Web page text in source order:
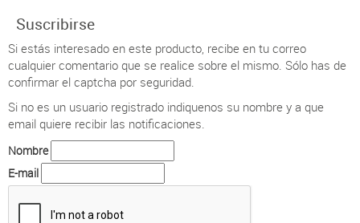
Suscribirse
Si estás interesado en este producto, recibe en tu correo
cualquier comentario que se realice sobre el mismo. Sólo has de
confirmar el captcha por seguridad.
Si no es un usuario registrado indiquenos su nombre y a que
email quiere recibir las notificaciones.
Nombre
E-mail